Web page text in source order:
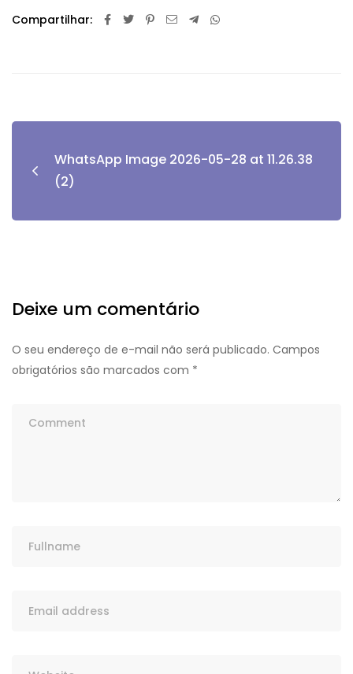
Compartilhar:
WhatsApp Image 2026-05-28 at 11.26.38
(2)
Deixe um comentário
O seu endereço de e-mail não será publicado. Campos
obrigatórios são marcados com *